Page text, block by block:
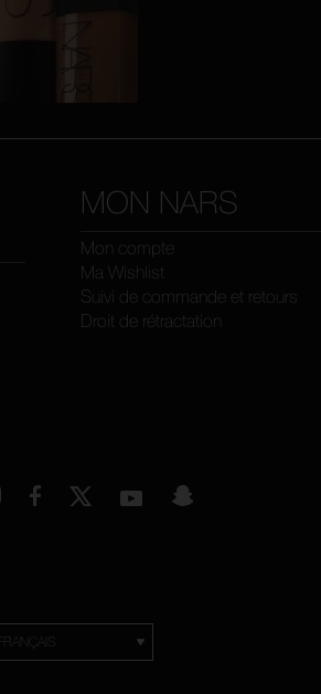
MON NARS
Mon compte
Ma Wishlist
Suivi de commande et retours
Droit de rétractation